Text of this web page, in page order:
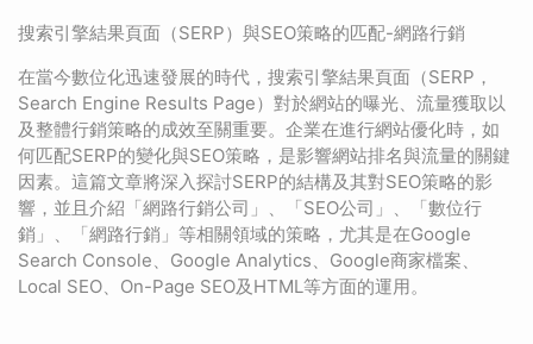
搜索引擎結果頁面（SERP）與SEO策略的匹配-網路行銷
在當今數位化迅速發展的時代，搜索引擎結果頁面（SERP，
Search Engine Results Page）對於網站的曝光、流量獲取以
及整體行銷策略的成效至關重要。企業在進行網站優化時，如
何匹配SERP的變化與SEO策略，是影響網站排名與流量的關鍵
因素。這篇文章將深入探討SERP的結構及其對SEO策略的影
響，並且介紹「網路行銷公司」、「SEO公司」、「數位行
銷」、「網路行銷」等相關領域的策略，尤其是在Google
Search Console、Google Analytics、Google商家檔案、
Local SEO、On-Page SEO及HTML等方面的運用。